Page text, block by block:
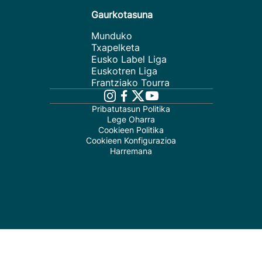
Gaurkotasuna
Munduko
Txapelketa
Eusko Label Liga
Euskotren Liga
Frantziako Tourra
Pribatutasun Politika
Lege Oharra
Cookieen Politika
Cookieen Konfigurazioa
Harremana